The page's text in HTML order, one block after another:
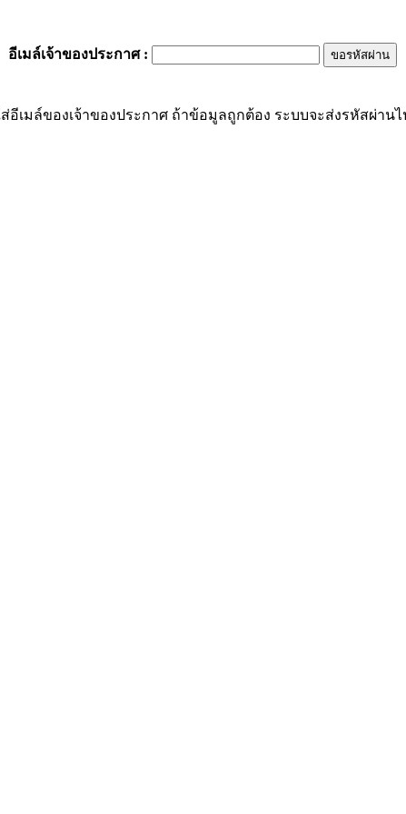
อีเมล์เจ้าของประกาศ:
อีเมล์ของเจ้าของประกาศ ถ้าข้อมูลถูกต้อง ระบบจะส่งรหัสผ่าน